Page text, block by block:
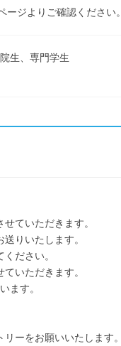
ジよりご確認ください。
生、専門学生
ていただきます。
りいたします。
ださい。
いただきます。
ます。
ーをお願いいたします。